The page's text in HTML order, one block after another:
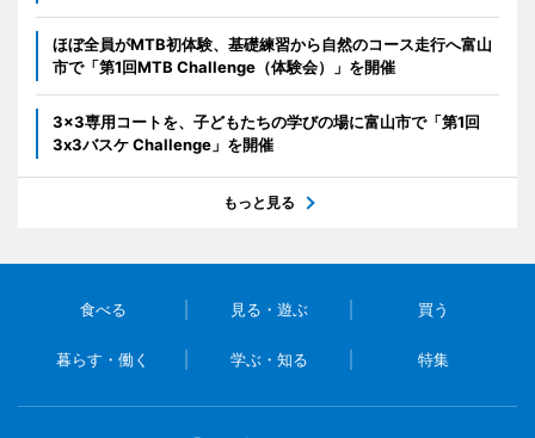
ほぼ全員がMTB初体験、基礎練習から自然のコース走行へ富山
市で「第1回MTB Challenge（体験会）」を開催
3x3専用コートを、子どもたちの学びの場に富山市で「第1回
3x3バスケ Challenge」を開催
もっと見る
食べる 見る・遊ぶ 買う
暮らす・働く 学ぶ・知る 特集